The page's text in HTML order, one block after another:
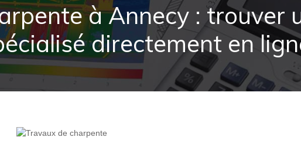
à Annecy : trouver
directement en